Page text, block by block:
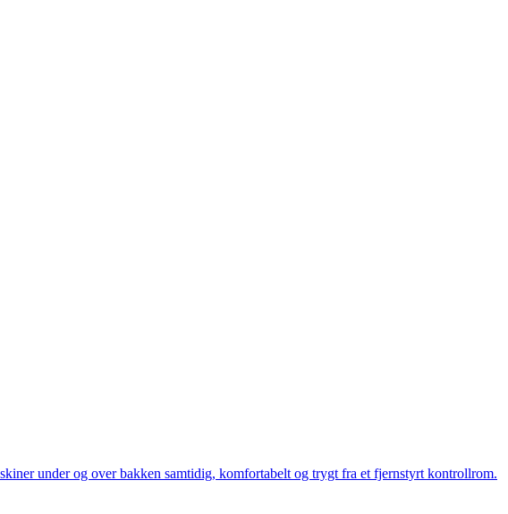
under og over bakken samtidig, komfortabelt og trygt fra et fjernstyrt kontrollrom.